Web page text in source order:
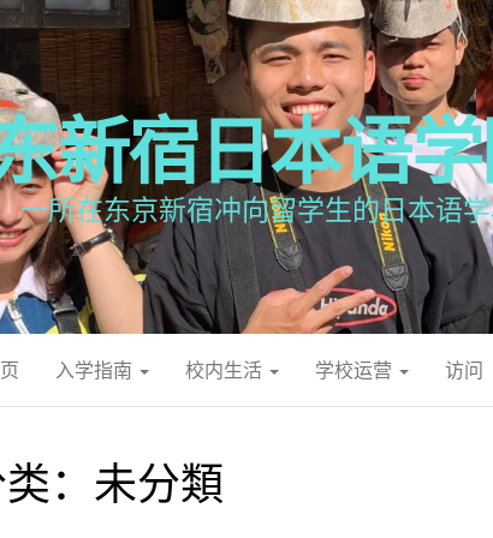
新宿日本语
一所在东京新宿冲向留学生的日本语
入学指南 校内生活 学校运营 访问
：未分類